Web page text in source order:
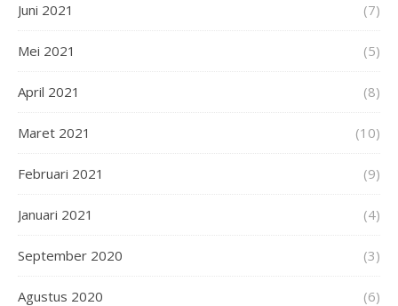
Juni 2021 (7)
Mei 2021 (5)
April 2021 (8)
Maret 2021 (10)
Februari 2021 (9)
Januari 2021 (4)
September 2020 (3)
Agustus 2020 (6)